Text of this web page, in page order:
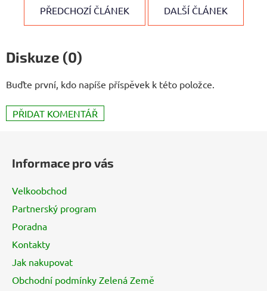
PŘEDCHOZÍ ČLÁNEK DALŠÍ ČLÁNEK
Diskuze (0)
Buďte první, kdo napíše příspěvek k této položce.
PŘIDAT KOMENTÁŘ
Informace pro vás
Velkoobchod
Partnerský program
Poradna
Kontakty
Jak nakupovat
Obchodní podmínky Zelená Země